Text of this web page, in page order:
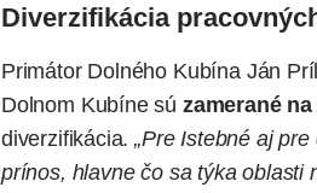
Diverzifikácia
Primátor Dolného Kubína Ján
Dolnom Kubíne sú zamerané
diverzifikácia.„Pre Istebné aj
prínos, hlavne čo sa týka oblasti